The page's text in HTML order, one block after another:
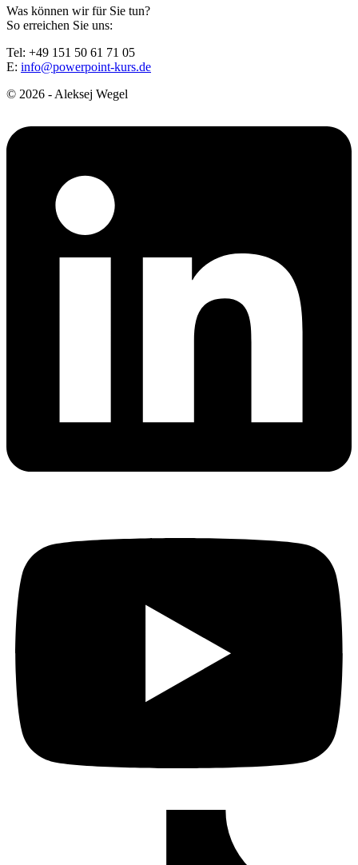
Was können wir für Sie tun?
So erreichen Sie uns:
Tel: +49 151 50 61 71 05
E: info@powerpoint-kurs.de
© 2026 - Aleksej Wegel